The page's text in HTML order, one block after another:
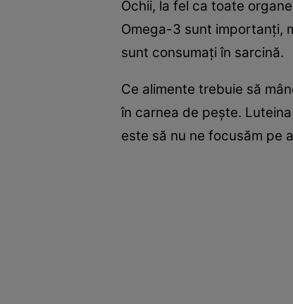
Ochii, la fel ca toate
Omega-3 sunt importanţi,
sunt consumaţi în sarcină.
Ce alimente trebuie să
în carnea de peşte.
este să nu ne focusăm pe